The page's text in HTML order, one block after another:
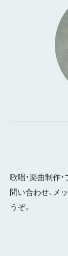
歌唱・楽曲制作
問い合わせ、メ
うぞ。